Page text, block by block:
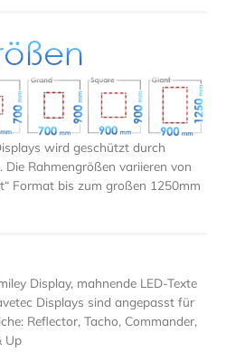
wird geschützt durch
Rahmengrößen variieren von
Format bis zum großen 1250mm
Display, mahnende LED-Texte
Displays sind angepasst für
Reflector, Tacho, Commander,
Up